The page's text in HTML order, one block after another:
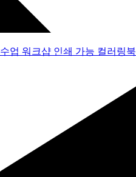
수업 워크샵 인쇄 가능 컬러링북